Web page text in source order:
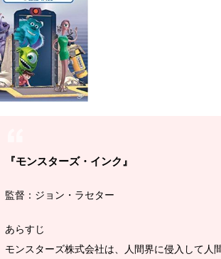
『モンスターズ・インク』
監督：ジョン・ラセター
あらすじ
モンスターズ株式会社は、人間界に侵入して人